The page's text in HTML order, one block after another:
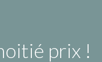
prix !